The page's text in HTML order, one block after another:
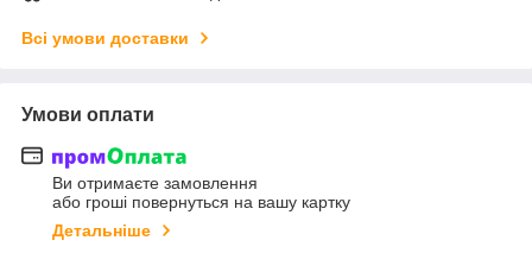
Всі умови доставки
Умови оплати
Ви отримаєте замовлення
або гроші повернуться на вашу картку
Детальніше